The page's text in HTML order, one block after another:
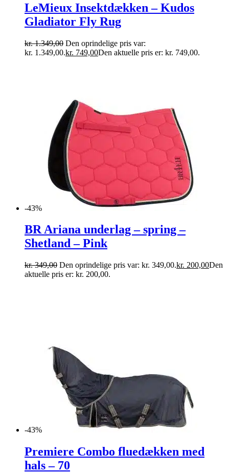
LeMieux Insektdækken – Kudos
Gladiator Fly Rug
kr.1.349,00 Den oprindelige pris var:
kr. 1.349,00.kr. 749,00Den aktuelle pris er: kr. 749,00.
-43%
BR Ariana underlag – spring –
Shetland – Pink
kr.349,00 Den oprindelige pris var: kr. 349,00.kr. 200,00Den
aktuelle pris er: kr. 200,00.
-43%
Premiere Combo fluedækken med
hals – 70